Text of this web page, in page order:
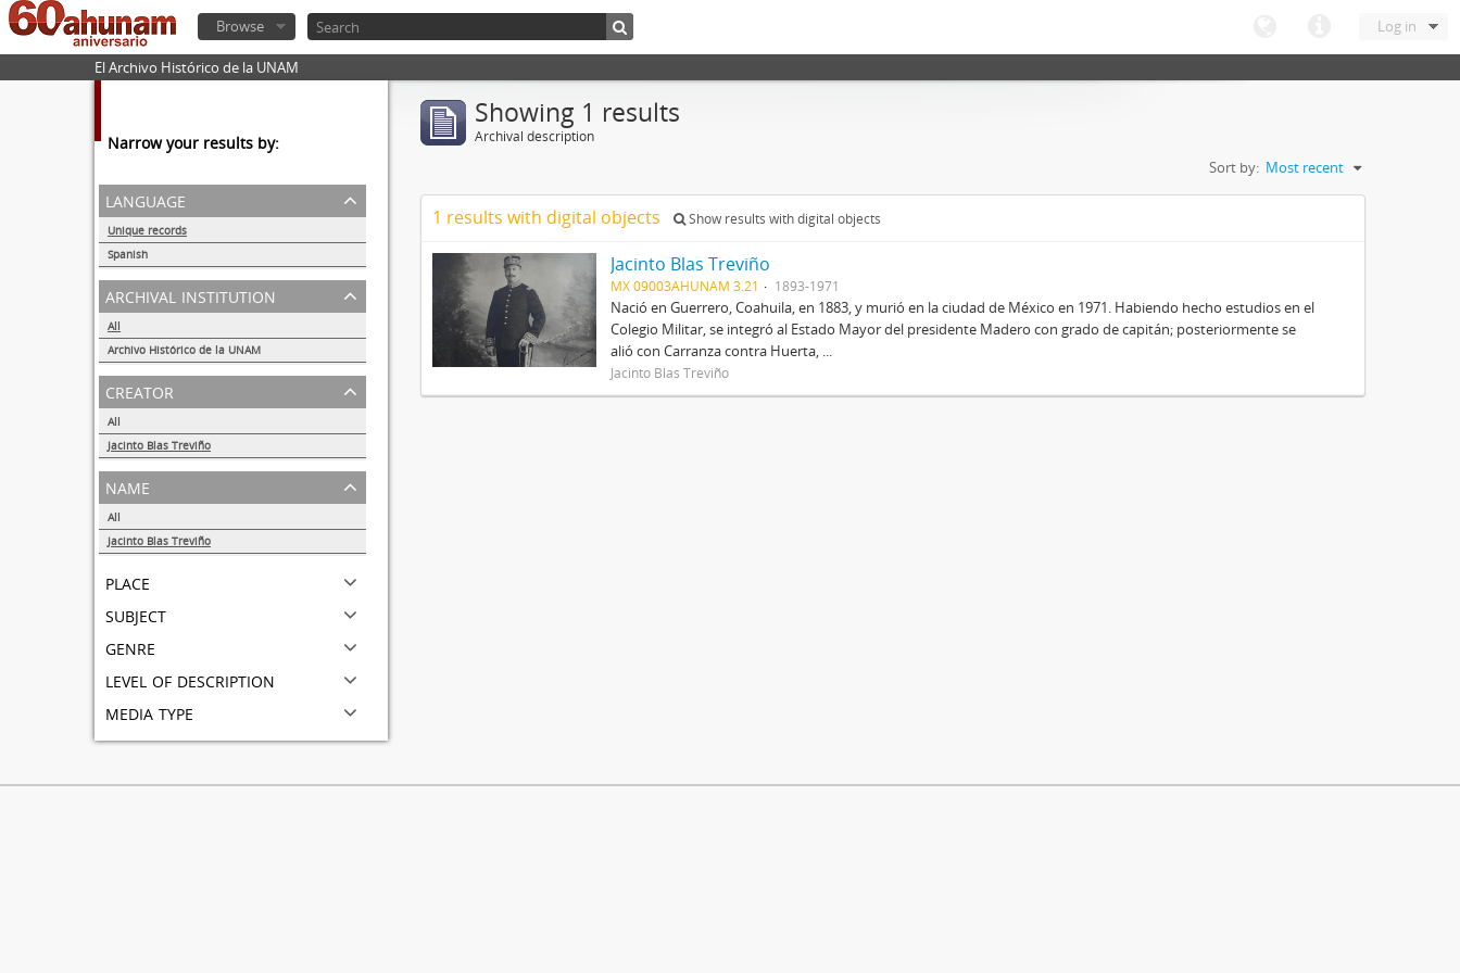
Log in
Browse
El Archivo Histórico de la UNAM
Narrow your results by:
language
Unique records
Spanish
1
archival institution
All
Archivo Histórico de la UNAM
1
creator
All
Jacinto Blas Treviño
1
name
All
Jacinto Blas Treviño
place
subject
genre
level of description
media type
Showing 1 results
Archival description
Sort by: Most recent
1 results with digital objects Show results with digital objects
Jacinto Blas Treviño
MX 09003AHUNAM 3.21 1893-1971
Nació en Guerrero, Coahuila, en 1883, y murió en la ciudad de México en 1971. Habiendo hecho estudios en el
Colegio Militar, se integró al Estado Mayor del presidente Madero con grado de capitán; posteriormente se
alió con Carranza contra Huerta, ...
Jacinto Blas Treviño